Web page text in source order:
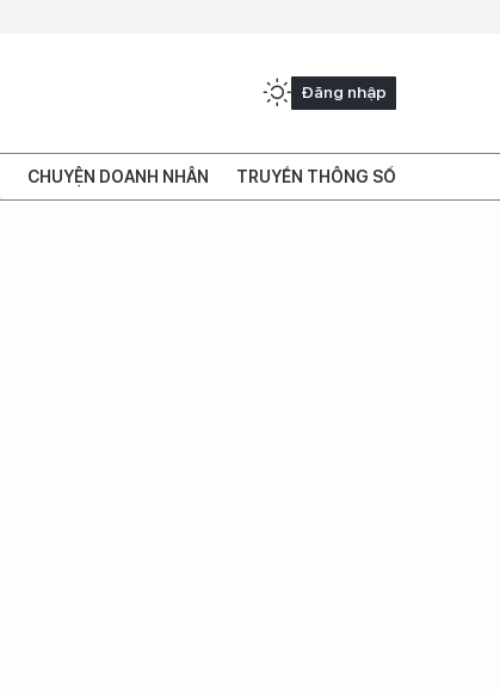
Đăng nhập
CHUYỆN DOANH NHÂN TRUYỀN THÔNG SỐ